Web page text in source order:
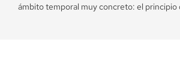
ámbito temporal muy concreto: el principio